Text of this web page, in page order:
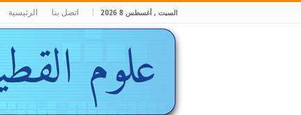
السبت , أغسطس 8 2026 اتصل بنا الرئيسية